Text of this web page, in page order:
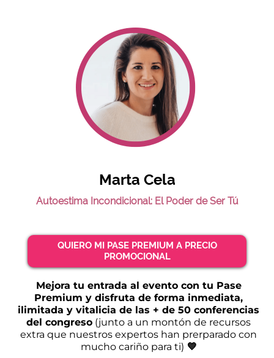
Marta Cela
Autoestima Incondicional: El Poder de Ser Tú
QUIERO MI PASE PREMIUM A PRECIO
PROMOCIONAL
Mejora tu entrada al evento con tu Pase
Premium y disfruta de forma inmediata,
ilimitada y vitalicia de las + de 50 conferencias
del congreso (junto a un montón de recursos
extra que nuestros expertos han prerparado con
mucho cariño para ti) 💙